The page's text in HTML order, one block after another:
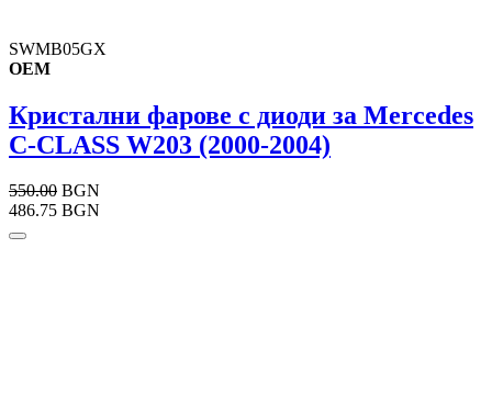
SWMB05GX
OEM
Кристални фарове с диоди за Mercedes
C-CLASS W203 (2000-2004)
550.00 BGN
486.75 BGN